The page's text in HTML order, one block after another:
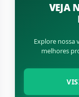
VEJA
Explore nossa
melhores